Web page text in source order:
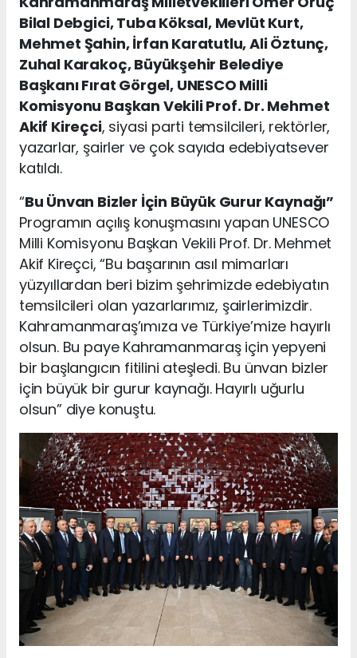
Bilal Debgici, Tuba Köksal, Mevlüt Kurt,
Mehmet Şahin, İrfan Karatutlu, Ali Öztunç,
Zuhal Karakoç, Büyükşehir Belediye
Başkanı Fırat Görgel, UNESCO Milli
Komisyonu Başkan Vekili Prof. Dr. Mehmet
Akif Kireçci, siyasi parti temsilcileri, rektörler,
yazarlar, şairler ve çok sayıda edebiyatsever
katıldı.
“Bu Ünvan Bizler İçin Büyük Gurur Kaynağı”
Programın açılış konuşmasını yapan UNESCO
Milli Komisyonu Başkan Vekili Prof. Dr. Mehmet
Akif Kireçci, “Bu başarının asıl mimarları
yüzyıllardan beri bizim şehrimizde edebiyatın
temsilcileri olan yazarlarımız, şairlerimizdir.
Kahramanmaraş’ımıza ve Türkiye’mize hayırlı
olsun. Bu paye Kahramanmaraş için yepyeni
bir başlangıcın fitilini ateşledi. Bu ünvan bizler
için büyük bir gurur kaynağı. Hayırlı uğurlu
olsun” diye konuştu.